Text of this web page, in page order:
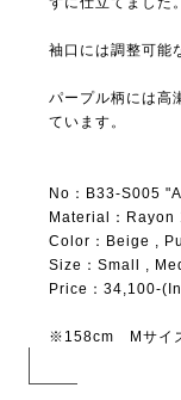
袖口には調整可能
パープル柄には高
ています。
No：B33-S005
Material：Rayon
Color：Beige ,
Size：Small ,
Price：34,100-
※158cm Mサイ